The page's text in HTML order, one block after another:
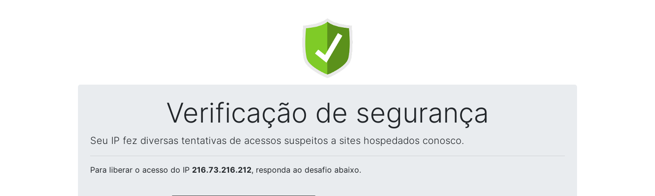
Verificação de segurança
Seu IP fez diversas tentativas de acessos suspeitos a sites hospedados conosco.
Para liberar o acesso do IP 216.73.216.212, responda ao desafio abaixo.